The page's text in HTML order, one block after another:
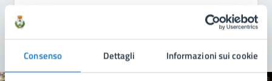
Consenso Dettagli Informazioni sui cookie